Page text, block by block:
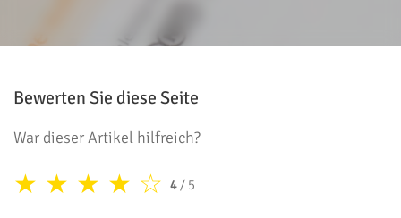
Bewerten Sie diese Seite
War dieser Artikel hilfreich?
☆
★
★
★
★ 4/ 5